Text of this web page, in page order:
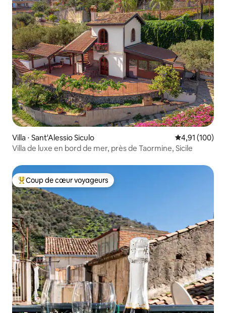
Villa ⋅ Sant'Alessio Siculo Évaluation
4,91 (100)
Villa de luxe en bord de mer, près de Taormine, Sicile
Coups de cœur voyageurs les plus appréciés
Coup de cœur voyageurs